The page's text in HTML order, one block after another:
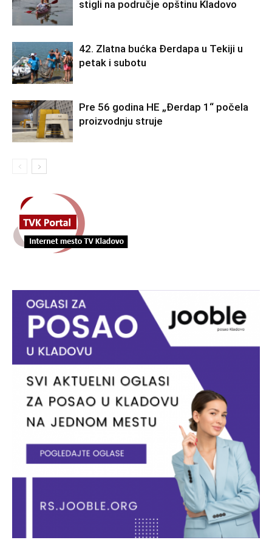
stigli na područje opštinu Kladovo
42. Zlatna bućka Đerdapa u Tekiji u
petak i subotu
Pre 56 godina HE „Đerdap 1“ počela
proizvodnju struje